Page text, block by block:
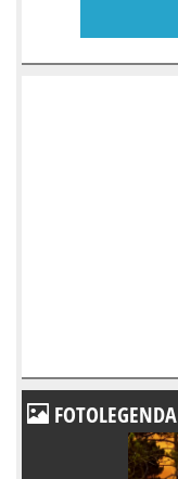
FOTOLEGENDA